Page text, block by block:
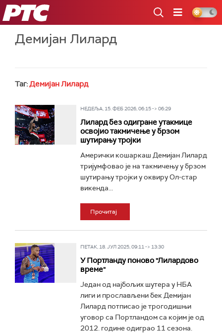
РТС
Демијан Лилард
Таг:Демијан Лилард
НЕДЕЉА, 15. ФЕБ 2026, 06:15 -> 06:29
Лилард без одигране утакмице
освојио такмичење у брзом
шутирању тројки
Амерички кошаркаш Демијан Лилард
тријумфовао је на такмичењу у брзом
шутирању тројки у оквиру Ол-стар
викенда...
Прочитај
ПЕТАК, 18. ЈУЛ 2025, 09:11 -> 13:30
У Портланду поново "Лилардово
време"
Један од најбољих шутера у НБА
лиги и прослављени бек Демијан
Лилард потписао је трогодишњи
уговор са Портландом са којим је од
2012. године одиграо 11 сезона.